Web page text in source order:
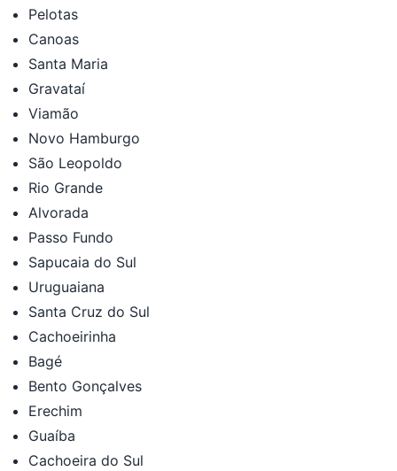
Pelotas
Canoas
Santa Maria
Gravataí
Viamão
Novo Hamburgo
São Leopoldo
Rio Grande
Alvorada
Passo Fundo
Sapucaia do Sul
Uruguaiana
Santa Cruz do Sul
Cachoeirinha
Bagé
Bento Gonçalves
Erechim
Guaíba
Cachoeira do Sul